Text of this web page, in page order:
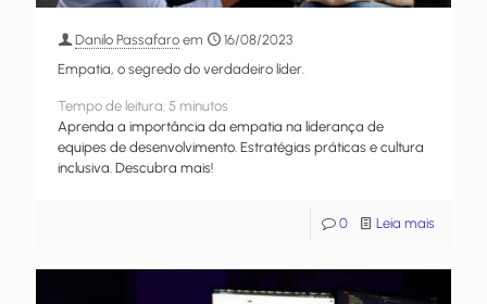
Danilo Passafaro em
16/08/2023
Empatia, o segredo do verdadeiro líder.
Tempo de leitura: 5 minutos
Aprenda a importância da empatia na liderança de
equipes de desenvolvimento. Estratégias práticas e cultura
inclusiva. Descubra mais!
0 Leia mais